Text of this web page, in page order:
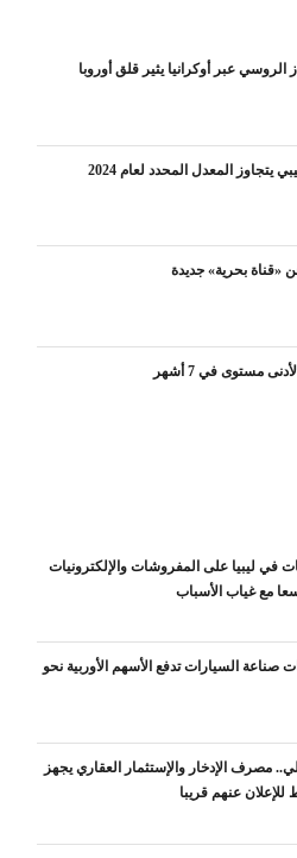
عبر أوكرانيا يثير قلق أوروبا
يتجاوز المعدل المحدد لعام 2024
بحرية» جديدة
مستوى في 7 أشهر
في ليبيا على المفروشات والإلكترونيات
مع غياب الأسباب
السيارات تدفع الأسهم الأوربية نحو
مصرف الإدخار والإستثمار العقاري يجهز